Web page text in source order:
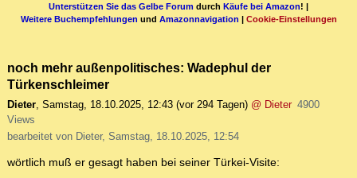
Unterstützen Sie das Gelbe Forum durch Käufe bei Amazon! |
Weitere Buchempfehlungen und Amazonnavigation | Cookie-Einstellungen
noch mehr außenpolitisches: Wadephul der
Türkenschleimer
Dieter, Samstag, 18.10.2025, 12:43 (vor 294 Tagen) @ Dieter 4900
Views
bearbeitet von Dieter, Samstag, 18.10.2025, 12:54
wörtlich muß er gesagt haben bei seiner Türkei-Visite: